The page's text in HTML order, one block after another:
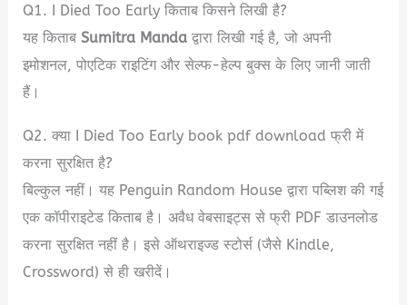
Q1. I Died Too Early किताब किसने लिखी है?
यह किताबSumitra Manda द्वारा लिखी गई है, जो अपनी
इमोशनल, पोएटिक राइटिंग और सेल्फ-हेल्प बुक्स के लिए जानी जाती
हैं।
Q2. क्या I Died Too Early book pdf download फ्री में
करना सुरक्षित है?
बिल्कुल नहीं। यह Penguin Random House द्वारा पब्लिश की गई
एक कॉपीराइटेड किताब है। अवैध वेबसाइट्स से फ्री PDF डाउनलोड
करना सुरक्षित नहीं है। इसे ऑथराइज्ड स्टोर्स (जैसे Kindle,
Crossword) से ही खरीदें।